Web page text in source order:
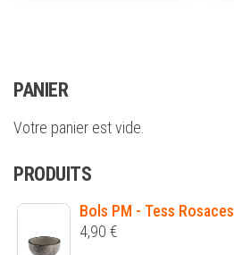
PANIER
Votre panier est vide.
PRODUITS
Bols PM - Tess Rosaces
4,90 €